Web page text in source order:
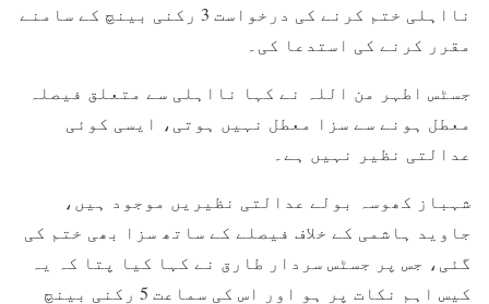
نااہلی ختم کرنے کی درخواست 3 رکنی بینچ کے سامنے
مقرر کرنے کی استدعا کی۔
جسٹس اطہر من اللہ نے کہا نااہلی سے متعلق فیصلہ
معطل ہونے سے سزا معطل نہیں ہوتی، ایسی کوئی
عدالتی نظیر نہیں ہے۔
شہباز کھوسہ بولے عدالتی نظیریں موجود ہیں،
جاوید ہاشمی کے خلاف فیصلے کے ساتھ سزا بھی ختم کی
گئی، جس پر جسٹس سردار طارق نے کہا کیا پتا کہ یہ
کیس اہم نکات پر ہو اور اس کی سماعت 5 رکنی بینچ